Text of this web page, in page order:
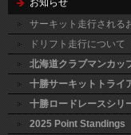
お知らせ
サーキット走行される
ドリフト走行について
北海道クラブマンカッ
十勝サーキットトライ
十勝ロードレースシリ
2025 Point Standings